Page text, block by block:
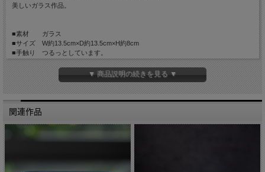
美しいガラス作品。
■素材 ガラス
■サイズ W約13.5cm×D約13.5cm×H約8cm
■手触り つるっとしています。
■重量 約230g
■生産国 Made in Japan
■備考 食器洗浄機 × 耐熱約40度まで 電子レンジ×
▼ 商品説明の続きを見る ▼
関連作品